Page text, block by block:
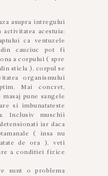
asupra intregului
acestuia:
ca ventuzele
cauciuc pot fi
a corpului ( spre
sticla ), corpul se
organismului
Mai concret,
pune sangele
si imbunatateste
Inclusiv muschii
iar daca
( insa nu
de ora ), veti
a conditiei fizice
sunt o problema